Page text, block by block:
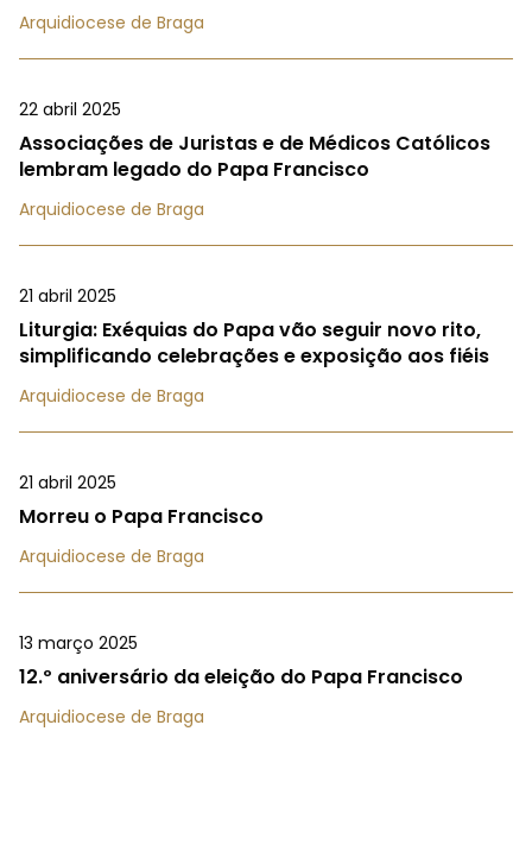
Arquidiocese de Braga
22 abril 2025
Associações de Juristas e de Médicos Católicos
lembram legado do Papa Francisco
Arquidiocese de Braga
21 abril 2025
Liturgia: Exéquias do Papa vão seguir novo rito,
simplificando celebrações e exposição aos fiéis
Arquidiocese de Braga
21 abril 2025
Morreu o Papa Francisco
Arquidiocese de Braga
13 março 2025
12.º aniversário da eleição do Papa Francisco
Arquidiocese de Braga